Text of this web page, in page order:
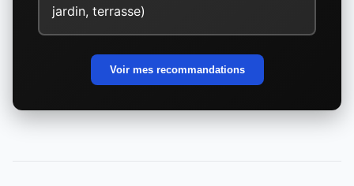
jardin, terrasse)
Voir mes recommandations